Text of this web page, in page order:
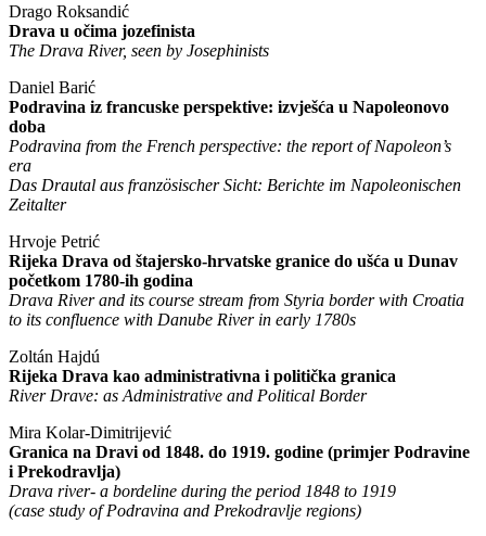
Drago Roksandić
Drava u očima jozefinista
The Drava River, seen by Josephinists
Daniel Barić
Podravina iz francuske perspektive: izvješća u Napoleonovo
doba
Podravina from the French perspective: the report of Napoleon’s
era
Das Drautal aus französischer Sicht: Berichte im Napoleonischen
Zeitalter
Hrvoje Petrić
Rijeka Drava od štajersko-hrvatske granice do ušća u Dunav
početkom 1780-ih godina
Drava River and its course stream from Styria border with Croatia
to its confluence with Danube River in early 1780s
Zoltán Hajdú
Rijeka Drava kao administrativna i politička granica
River Drave: as Administrative and Political Border
Mira Kolar-Dimitrijević
Granica na Dravi od 1848. do 1919. godine (primjer Podravine
i Prekodravlja)
Drava river- a bordeline during the period 1848 to 1919
(case study of Podravina and Prekodravlje regions)